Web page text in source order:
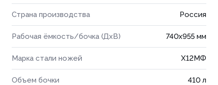
Страна производства Россия
Рабочая ёмкость/бочка (ДхВ) 740x955 мм
Марка стали ножей Х12МФ
Объем бочки 410 л